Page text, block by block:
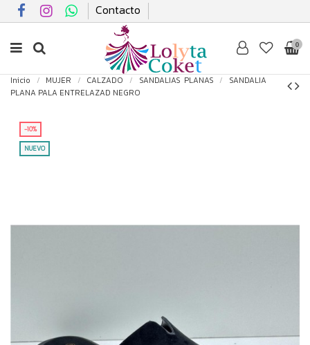
Contacto
0
Inicio MUJER CALZADO SANDALIAS PLANAS
SANDALIA
PLANA PALA ENTRELAZAD NEGRO
-10%
NUEVO